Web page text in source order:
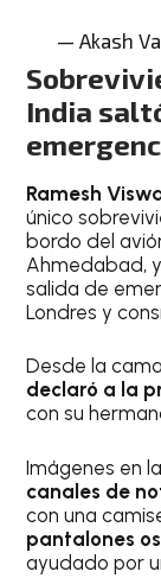
— Akash
India
Ramesh
único
bordo del
Ahmedabad,
salida de
Londres y
Desde la
declaró a la
con su
Imágenes en
canales de
con una
pantalones
ayudado por